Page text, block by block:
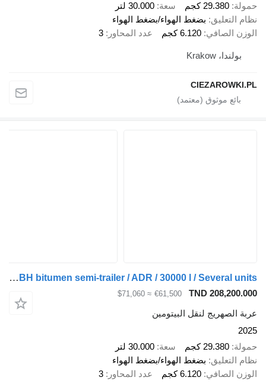
حمولة 29.380 كجم سعة 30.000 لتر
نظام التعليق بضغط الهواء/بضغط الهواء
الوزن الصافي 6.120 كجم عدد المحاور 3
بولندا، Krakow
CIEZAROWKI.PL
LAG O-3-ST L4BH bitumen semi-trailer / ADR / 30000 l / Several units
TND 208,200.000
€61,500
≈ $71,060
عربة الصهريج لنقل البيتومين
2025
حمولة 29.380 كجم سعة 30.000 لتر
نظام التعليق بضغط الهواء/بضغط الهواء
الوزن الصافي 6.120 كجم عدد المحاور 3